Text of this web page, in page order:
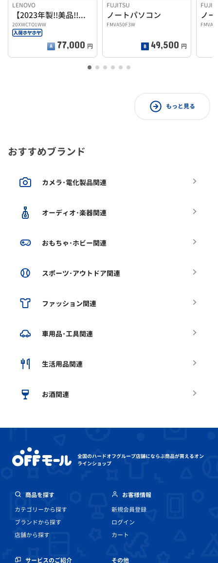
LENOVO
【2023年製!!美品!!】ノートパソコン
20XWCTO1WW
77,000 円
FUJITSU
ノートパソコン
FMVA50F3W
49,500 円
ノ
もっと見る
おすすめブランド
カメラ･電化製品関連
オーディオ･楽器関連
おもちゃ･ホビー関連
スポーツ･アウトドア関連
ファッション関連
車用品･工具関連
生活用品関連
お酒関連
全国のハードオフグループ店舗にならぶ商品が買えるオン
ラインショップ
商品を探す
カテゴリーから探す
ブランドから探す
店舗から探す
お客様情報
新規会員登録
ログイン
カート
サービスのご紹介 その他